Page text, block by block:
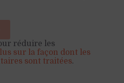
réduire les
sur la façon dont les
sont traitées.